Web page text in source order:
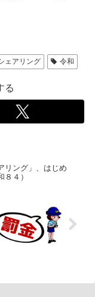
ェアリング 令和
る
リング」、はじめ
４）